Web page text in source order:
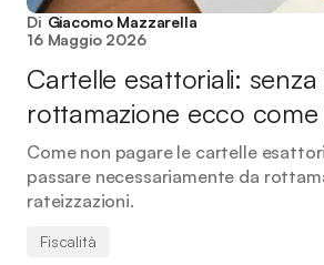
Di Giacomo Mazzarella
16 Maggio 2026
Cartelle esattoriali:
rottamazione ecco
Come non pagare le cartelle
passare necessariamente da
rateizzazioni.
Fiscalità